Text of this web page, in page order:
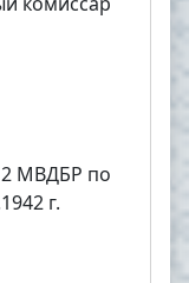
2 МВДБР по
г.